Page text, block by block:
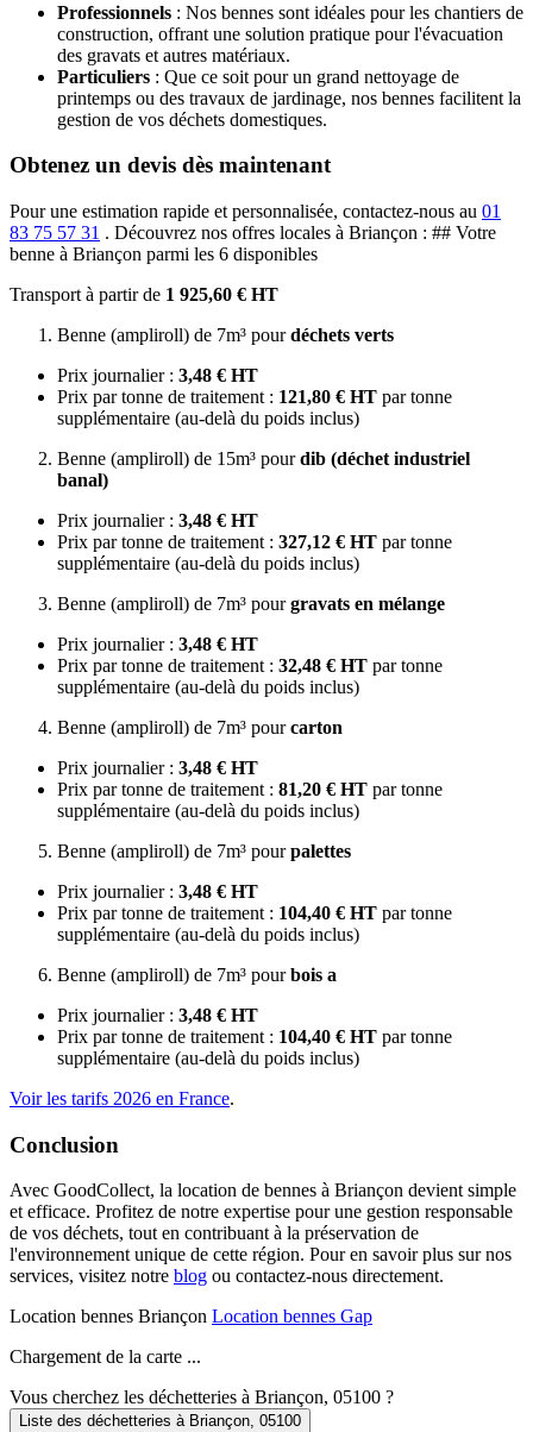
Professionnels : Nos bennes sont idéales pour les chantiers de
construction, offrant une solution pratique pour l'évacuation
des gravats et autres matériaux.
Particuliers : Que ce soit pour un grand nettoyage de
printemps ou des travaux de jardinage, nos bennes facilitent la
gestion de vos déchets domestiques.
Obtenez un devis dès maintenant
Pour une estimation rapide et personnalisée, contactez-nous au 01
83 75 57 31 . Découvrez nos offres locales à Briançon : ## Votre
benne à Briançon parmi les 6 disponibles
Transport à partir de 1 925,60 € HT
Benne (ampliroll) de 7m³ pourdéchets verts
Prix journalier : 3,48 € HT
Prix par tonne de traitement : 121,80 € HT par tonne
supplémentaire (au-delà du poids inclus)
Benne (ampliroll) de 15m³ pourdib (déchet industriel
banal)
Prix journalier : 3,48 € HT
Prix par tonne de traitement : 327,12 € HT par tonne
supplémentaire (au-delà du poids inclus)
Benne (ampliroll) de 7m³ pourgravats en mélange
Prix journalier : 3,48 € HT
Prix par tonne de traitement : 32,48 € HT par tonne
supplémentaire (au-delà du poids inclus)
Benne (ampliroll) de 7m³ pourcarton
Prix journalier : 3,48 € HT
Prix par tonne de traitement : 81,20 € HT par tonne
supplémentaire (au-delà du poids inclus)
Benne (ampliroll) de 7m³ pourpalettes
Prix journalier : 3,48 € HT
Prix par tonne de traitement : 104,40 € HT par tonne
supplémentaire (au-delà du poids inclus)
Benne (ampliroll) de 7m³ pourbois a
Prix journalier : 3,48 € HT
Prix par tonne de traitement : 104,40 € HT par tonne
supplémentaire (au-delà du poids inclus)
Voir les tarifs 2026 en France.
Conclusion
Avec GoodCollect, la location de bennes à Briançon devient simple
et efficace. Profitez de notre expertise pour une gestion responsable
de vos déchets, tout en contribuant à la préservation de
l'environnement unique de cette région. Pour en savoir plus sur nos
services, visitez notre blog ou contactez-nous directement.
Location bennes Briançon Location bennes Gap
Chargement de la carte ...
Vous cherchez les déchetteries à Briançon, 05100 ?
Liste des déchetteries à Briançon, 05100